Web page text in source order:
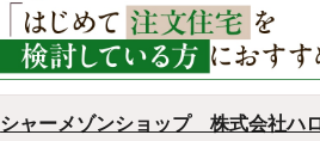
シャーメゾンショップ 株式会社ハ